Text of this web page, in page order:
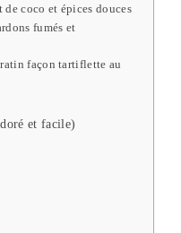
coco et épices douces
fumés et
façon tartiflette au
et facile)